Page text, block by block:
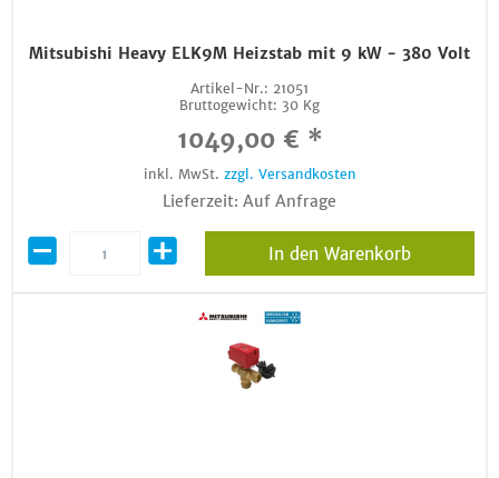
Mitsubishi Heavy ELK9M Heizstab mit 9 kW - 380 Volt
Artikel-Nr.: 21051
Bruttogewicht: 30 Kg
1049,00 € *
inkl. MwSt. zzgl. Versandkosten
Lieferzeit: Auf Anfrage
In den Warenkorb